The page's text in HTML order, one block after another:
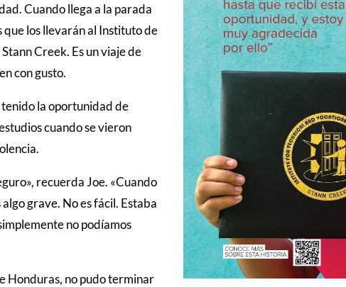
Cuando llega a la parada
que los llevarán al Instituto de
Creek. Es un viaje de
con gusto.
tenido la oportunidad de
cuando se vieron
recuerda Joe. «Cuando
grave. No es fácil. Estaba
no podíamos
Honduras, no pudo terminar